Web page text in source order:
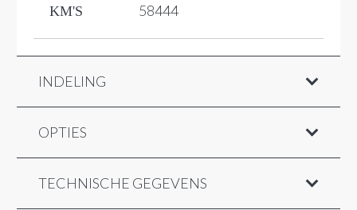
KM'S
58444
INDELING
OPTIES
TECHNISCHE GEGEVENS